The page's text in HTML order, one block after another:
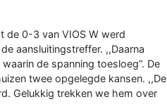
de 0-3 van VIOS W werd
aansluitingstreffer. ,,Daarna
de spanning toesloeg”. De
twee opgelegde kansen. ,,De
Gelukkig trekken we hem over